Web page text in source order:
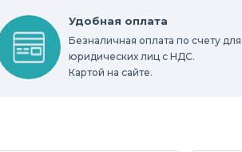
Удобная оплата
Безналичная оплата по счету для
юридических лиц с НДС.
Картой на сайте.